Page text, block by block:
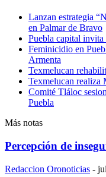
Lanzan estrategia
en Palmar de Bravo
Puebla capital invita
Feminicidio en
Armenta
Texmelucan
Texmelucan realiza
Comité Tláloc
Puebla
Más notas
Percepción de
Redaccion Oronoticias -